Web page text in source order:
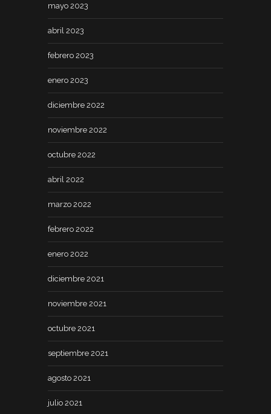
mayo 2023
abril 2023
febrero 2023
enero 2023
diciembre 2022
noviembre 2022
octubre 2022
abril 2022
marzo 2022
febrero 2022
enero 2022
diciembre 2021
noviembre 2021
octubre 2021
septiembre 2021
agosto 2021
julio 2021